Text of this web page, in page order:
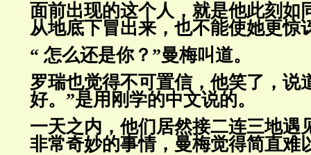
面前出现的这个人，就是他此刻如
从地底下冒出来，也不能使她更惊
“ 怎么还是你？”曼梅叫道。
罗瑞也觉得不可置信，他笑了，说
好。”是用刚学的中文说的。
一天之内，他们居然接二连三地遇
非常奇妙的事情，曼梅觉得简直难